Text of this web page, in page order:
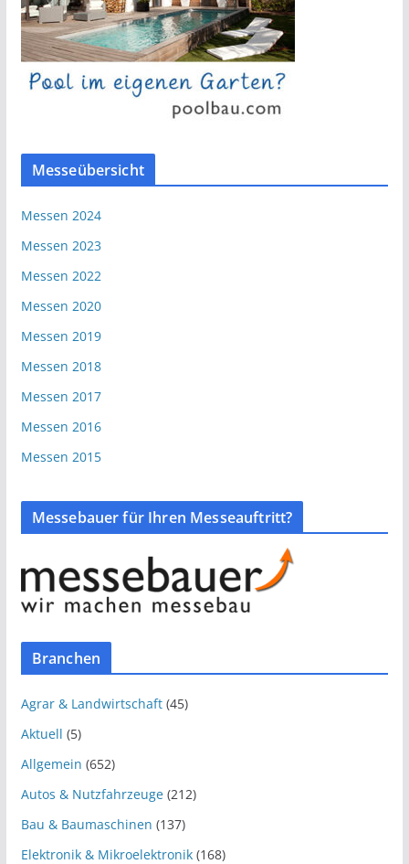
Messeübersicht
Messen 2024
Messen 2023
Messen 2022
Messen 2020
Messen 2019
Messen 2018
Messen 2017
Messen 2016
Messen 2015
Messebauer für Ihren Messeauftritt?
Branchen
Agrar & Landwirtschaft(45)
Aktuell (5)
Allgemein (652)
Autos & Nutzfahrzeuge(212)
Bau & Baumaschinen (137)
Elektronik & Mikroelektronik(168)